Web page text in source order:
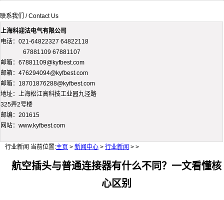
联系我们 / Contact Us
上海科迎法电气有限公司
电话：021-64822327 64822118
67881109 67881107
邮箱：67881109@kyfbest.com
邮箱：476294094@kyfbest.com
邮箱：18701876288@kyfbest.com
地址：上海松江高科技工业园九泾路
325弄2号楼
邮编：201615
网站：www.kyfbest.com
行业新闻 当前位置:主页 > 新闻中心 > 行业新闻 > >
航空插头与普通连接器有什么不同？一文看懂核
心区别